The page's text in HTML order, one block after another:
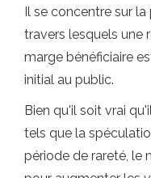
Il se concentre sur
travers lesquels une
marge bénéficiaire
initial au public.
Bien qu'il soit vrai
tels que la
période de rareté, le